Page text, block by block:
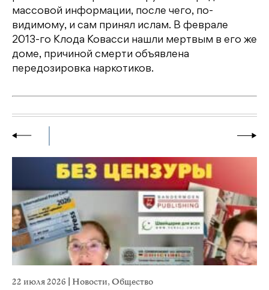
массовой информации, после чего, по-
видимому, и сам принял ислам. В феврале
2013-го Клода Ковасси нашли мертвым в его же
доме, причиной смерти объявлена
передозировка наркотиков.
22 июля 2026 Новости,Общество